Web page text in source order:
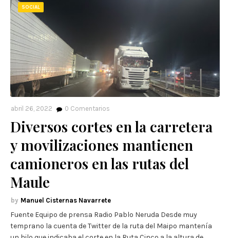
SOCIAL
abril 26, 2022 0 Comentarios
Diversos cortes en la carretera
y movilizaciones mantienen
camioneros en las rutas del
Maule
Manuel Cisternas Navarrete
Fuente Equipo de prensa Radio Pablo Neruda Desde muy
temprano la cuenta de Twitter de la ruta del Maipo mantenía